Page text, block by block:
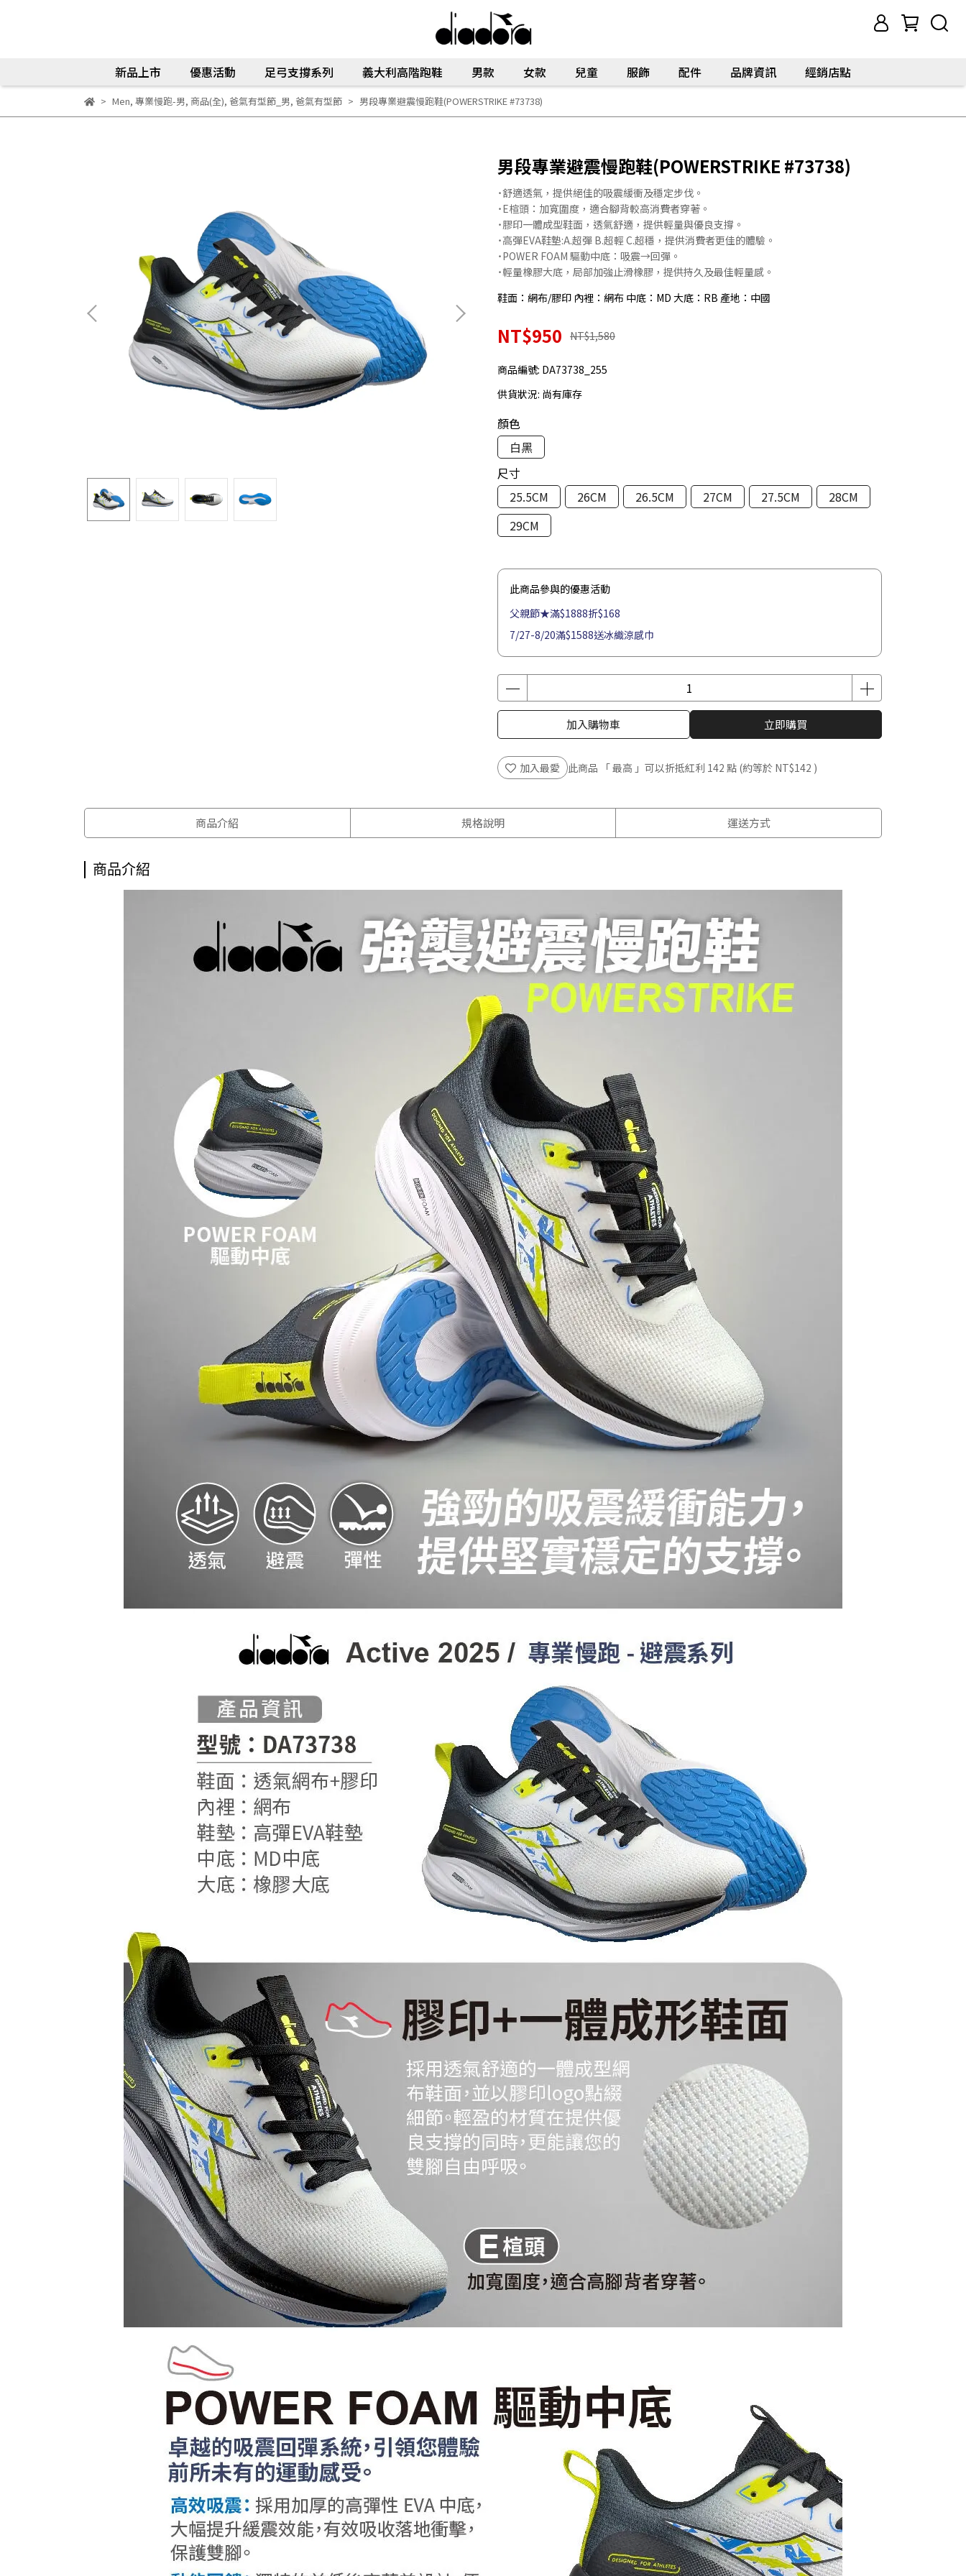
新品上市 優惠活動 足弓支撐系列 義大利高階跑鞋 男款 女款 兒童 服飾 配件 品牌資訊 經銷店點
Men, 專業慢跑-男, 商品(全), 爸氣有型節_男, 爸氣有型節 男段專業避震慢跑鞋(POWERSTRIKE #73738)
男段專業避震慢跑鞋(POWERSTRIKE #73738)
˙舒適透氣，提供絕佳的吸震緩衝及穩定步伐。
˙E楦頭：加寬圍度，適合腳背較高消費者穿著。
˙膠印一體成型鞋面，透氣舒適，提供輕量與優良支撐。
˙高彈EVA鞋墊:A.超彈 B.超輕 C.超穩，提供消費者更佳的體驗。
˙POWER FOAM 驅動中底：吸震→回彈。
˙輕量橡膠大底，局部加強止滑橡膠，提供持久及最佳輕量感。
鞋面：網布/膠印 內裡：網布 中底：MD 大底：RB 產地：中國
NT$950 NT$1,580
商品編號: DA73738_255
供貨狀況: 尚有庫存
顏色
白黑
尺寸
25.5CM
26CM 26.5CM 27CM 27.5CM
28CM
29CM
此商品參與的優惠活動
父親節★滿$1888折$168
7/27-8/20滿$1588送冰織涼感巾
加入購物車 立即購買
加入最愛 此商品 「 最高 」可以折抵紅利 142 點 (約等於 NT$142 )
商品介紹 規格說明 運送方式
商品介紹